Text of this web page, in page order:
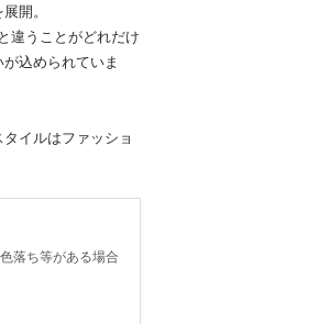
開。
違うことがどれだけ
込められていま
イルはファッショ
落ち等がある場合